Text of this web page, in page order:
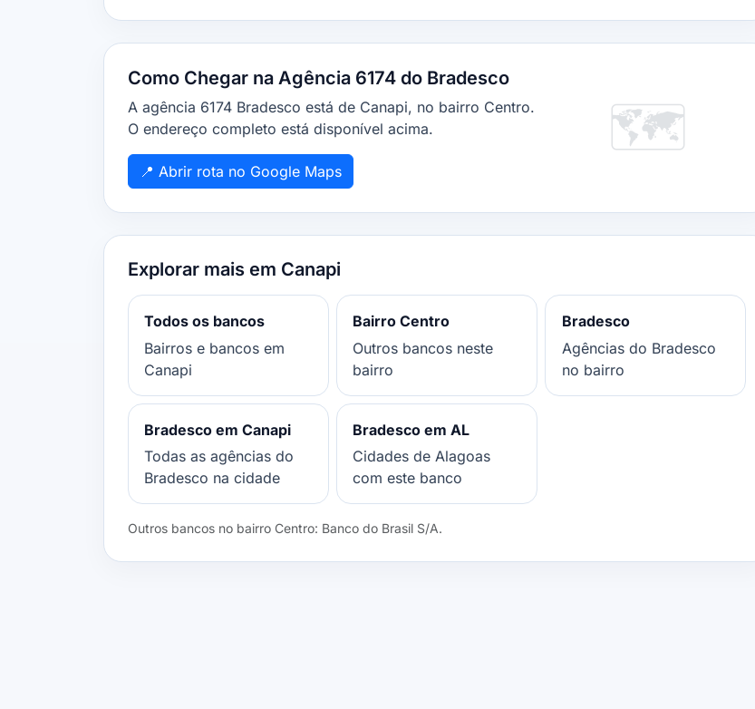
Como Chegar na Agência 6174 do Bradesco
A agência 6174 Bradesco está de Canapi, no bairro Centro.
O endereço completo está disponível acima.
📍 Abrir rota no Google Maps
🗺️
Explorar mais em Canapi
Todos os bancos
Bairros e bancos em
Canapi
Bairro Centro
Outros bancos neste
bairro
Bradesco
Agências do Bradesco
no bairro
Bradesco em Canapi
Todas as agências do
Bradesco na cidade
Bradesco em AL
Cidades de Alagoas
com este banco
Outros bancos no bairro Centro: Banco do Brasil S/A.